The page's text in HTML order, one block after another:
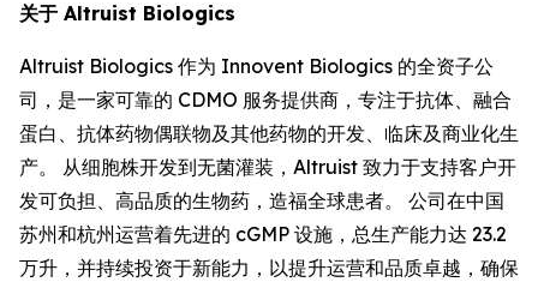
关于 Altruist Biologics
Altruist Biologics 作为 Innovent Biologics 的全资子公
司，是一家可靠的 CDMO 服务提供商，专注于抗体、融合
蛋白、抗体药物偶联物及其他药物的开发、临床及商业化生
产。 从细胞株开发到无菌灌装，Altruist 致力于支持客户开
发可负担、高品质的生物药，造福全球患者。 公司在中国
苏州和杭州运营着先进的 cGMP 设施，总生产能力达 23.2
万升，并持续投资于新能力，以提升运营和品质卓越，确保